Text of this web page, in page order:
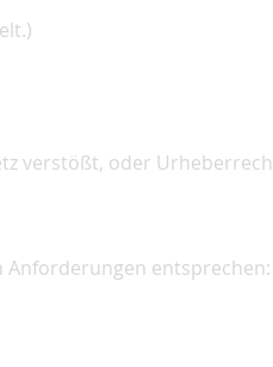
verstößt, oder
Anforderungen entsprechen: